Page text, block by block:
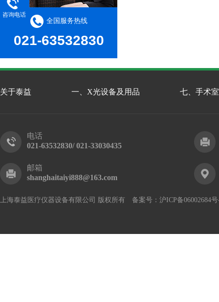
全国服务热线
021-63532830
关于泰益 一、X光设备及用品 七、手术
电话
021-63532830/ 021-33030435
邮箱
shanghaitaiyi888@163.com
上海泰益医疗仪器设备有限公司 版权所有 备案号： 沪ICP备06002684
咨询电话